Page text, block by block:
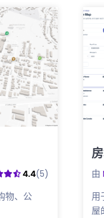
4.4(5)
物、公
由
用
屋
点击